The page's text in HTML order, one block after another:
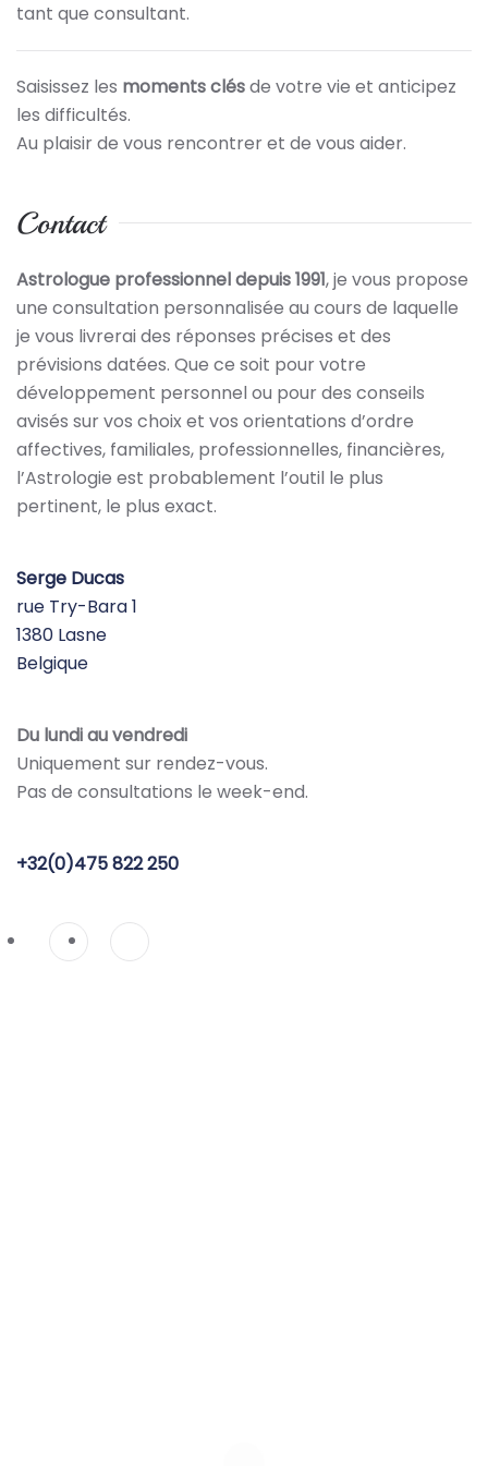
tant que consultant.
Saisissez les moments clésde votre vie et anticipez
les difficultés.
Au plaisir de vous rencontrer et de vous aider.
Contact
Astrologue professionnel depuis 1991, je vous propose
une consultation personnalisée au cours de laquelle
je vous livrerai des réponses précises et des
prévisions datées. Que ce soit pour votre
développement personnel ou pour des conseils
avisés sur vos choix et vos orientations d’ordre
affectives, familiales, professionnelles, financières,
l’Astrologie est probablement l’outil le plus
pertinent, le plus exact.
Serge Ducas
rue Try-Bara 1
1380 Lasne
Belgique
Du lundi au vendredi
Uniquement sur rendez-vous.
Pas de consultations le week-end.
+32(0)475 822 250